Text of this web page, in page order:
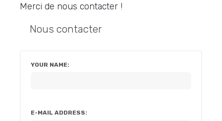
Merci de nous contacter !
Nous contacter
YOUR NAME:
E-MAIL ADDRESS: